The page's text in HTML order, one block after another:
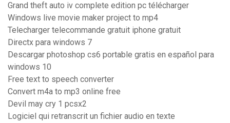
Grand theft auto iv complete edition pc télécharger
Windows live movie maker project to mp4
Telecharger telecommande gratuit iphone gratuit
Directx para windows 7
Descargar photoshop cs6 portable gratis en español para
windows 10
Free text to speech converter
Convert m4a to mp3 online free
Devil may cry 1 pcsx2
Logiciel qui retranscrit un fichier audio en texte